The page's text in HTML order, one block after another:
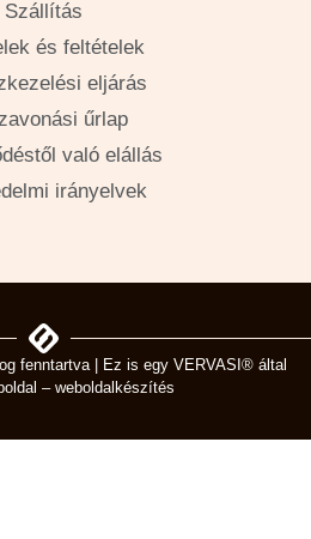
Szállítás
és feltételek
eljárás
űrlap
való elállás
irányelvek
fenntartva | Ez is egy VERVASI® által
– weboldalkészítés